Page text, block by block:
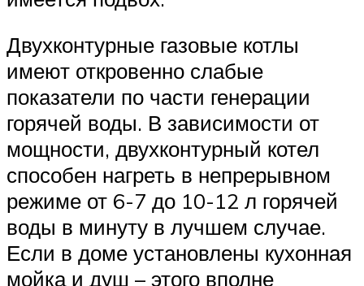
Двухконтурные газовые котлы
имеют откровенно слабые
показатели по части генерации
горячей воды. В зависимости от
мощности, двухконтурный котел
способен нагреть в непрерывном
режиме от 6-7 до 10-12 л горячей
воды в минуту в лучшем случае.
Если в доме установлены кухонная
мойка и душ – этого вполне